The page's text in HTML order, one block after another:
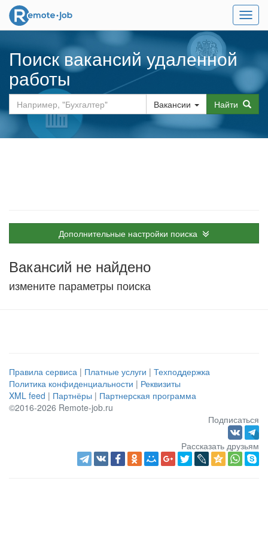
Меню
Поиск вакансий удаленной
работы
Вакансии Найти
Дополнительные настройки поиска
Вакансий не найдено
измените параметры поиска
Правила сервиса | Платные услуги | Техподдержка
Политика конфиденциальности | Реквизиты
XML feed | Партнёры | Партнерская программа
©2016-2026 Remote-job.ru
Подписаться
Рассказать друзьям